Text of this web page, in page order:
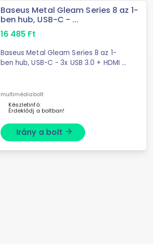
Baseus Metal Gleam Series 8 az 1-
ben hub, USB-C - ...
16 485 Ft
Baseus Metal Gleam Series 8 az 1-
ben hub, USB-C - 3x USB 3.0 + HDMI ...
USB-C to 3x USB 3.0 + HDMI + USB-C
PD + ...
multimédiabolt
Készletinfó:
Érdeklődj a boltban!
Irány a bolt arrow_forward